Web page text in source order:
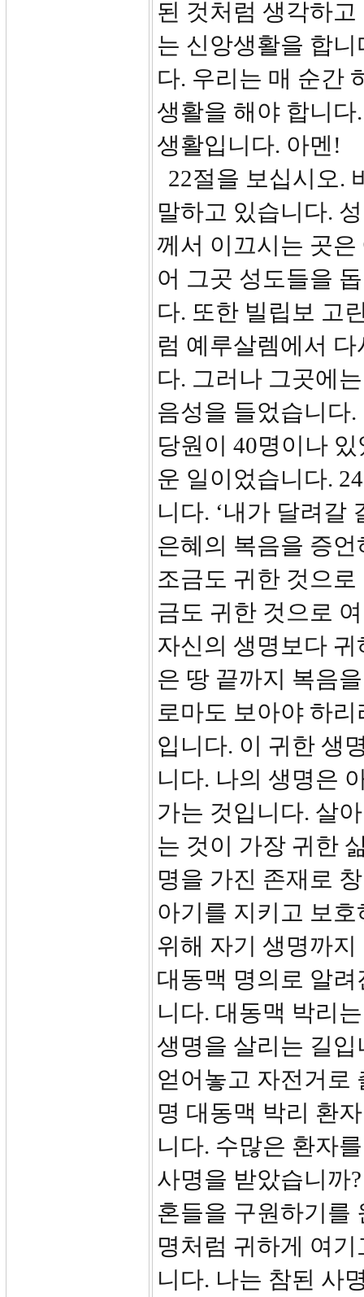
된 것처럼 생각하
는 신앙생활을 합
다. 우리는 매 순간
생활을 해야 합니
생활입니다. 아멘!
22절을 보십시오.
말하고 있습니다.
께서 이끄시는 곳
어 그곳 성도들을
다. 또한 빌립보 고
럼 예루살렘에서
다. 그러나 그곳에
음성을 들었습니다
당원이 40명이나
운 일이었습니다.
니다. ‘내가 달려갈
은혜의 복음을 증
조금도 귀한 것으
금도 귀한 것으로
자신의 생명보다
은 땅 끝까지 복음
로마도 보아야 하
입니다. 이 귀한 생
니다. 나의 생명은
가는 것입니다. 살
는 것이 가장 귀한
명을 가진 존재로
아기를 지키고 보
위해 자기 생명까
대동맥 명의로 알
니다. 대동맥 박리
생명을 살리는 길
얻어놓고 자전거로
명 대동맥 박리 환
니다. 수많은 환자
사명을 받았습니까
혼들을 구원하기를
명처럼 귀하게 여
니다. 나는 참된 사